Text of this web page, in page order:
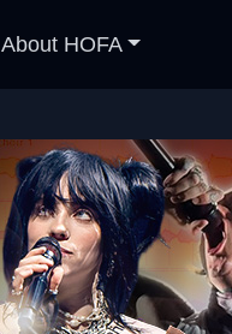
About HOFA